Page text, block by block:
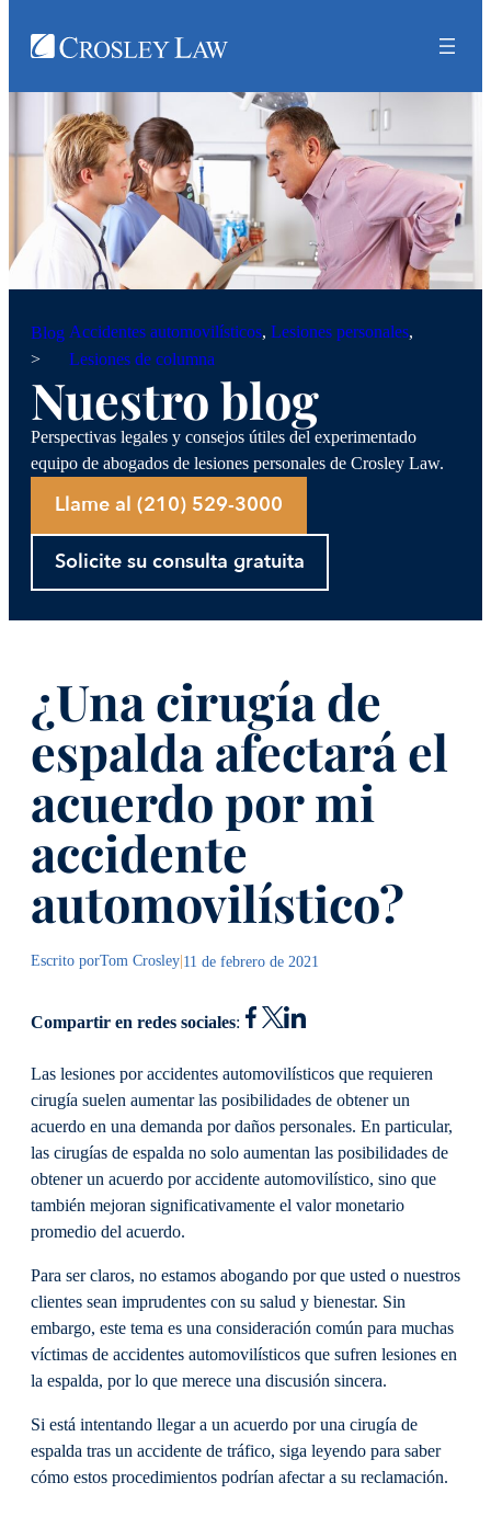
Blog
>
Accidentes automovilísticos, Lesiones personales
Lesiones de columna
Nuestro blog
Perspectivas legales y consejos útiles del experimentado
equipo de abogados de lesiones personales de Crosley Law.
Llame al (210) 529-3000
Solicite su consulta gratuita
¿Una cirugía de
espalda afectará el
acuerdo por mi
accidente
automovilístico?
Escrito porTom Crosley|11 de febrero de 2021
Compartir en redes sociales:
Las lesiones por accidentes automovilísticos que requieren
cirugía suelen aumentar las posibilidades de obtener un
acuerdo en una demanda por daños personales. En particular,
las cirugías de espalda no solo aumentan las posibilidades de
obtener un acuerdo por accidente automovilístico, sino que
también mejoran significativamente el valor monetario
promedio del acuerdo.
Para ser claros, no estamos abogando por que usted o nuestros
clientes sean imprudentes con su salud y bienestar. Sin
embargo, este tema es una consideración común para muchas
víctimas de accidentes automovilísticos que sufren lesiones en
la espalda, por lo que merece una discusión sincera.
Si está intentando llegar a un acuerdo por una cirugía de
espalda tras un accidente de tráfico, siga leyendo para saber
cómo estos procedimientos podrían afectar a su reclamación.